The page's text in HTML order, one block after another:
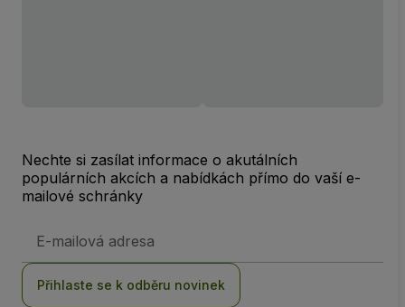
Nechte si zasílat informace o akutálních
populárních akcích a nabídkách přímo do vaší e-
mailové schránky
adresa
Přihlaste se k odběru novinek